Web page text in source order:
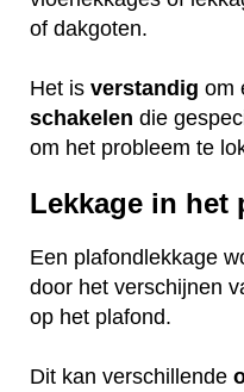
of dakgoten.
Het is verstandig om
schakelen die
om het probleem te
Lekkage in het
Een plafondlekkage
door het verschijnen
op het plafond.
Dit kan verschillende